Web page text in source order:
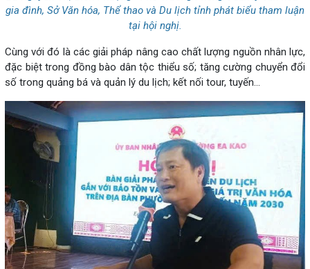
gia đình, Sở Văn hóa, Thể thao và Du lịch tỉnh phát biểu tham luận
tại hội nghị.
Cùng với đó là các giải pháp nâng cao chất lượng nguồn nhân lực,
đặc biệt trong đồng bào dân tộc thiểu số; tăng cường chuyển đổi
số trong quảng bá và quản lý du lịch; kết nối tour, tuyến…